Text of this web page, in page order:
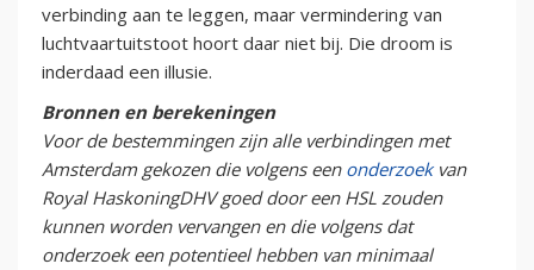
verbinding aan te leggen, maar vermindering van
luchtvaartuitstoot hoort daar niet bij. Die droom is
inderdaad een illusie.
Bronnen en berekeningen
Voor de bestemmingen zijn alle verbindingen met
Amsterdam gekozen die volgens een onderzoekvan
Royal HaskoningDHV goed door een HSL zouden
kunnen worden vervangen en die volgens dat
onderzoek een potentieel hebben van minimaal